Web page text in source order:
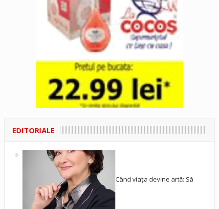
EDITORIALE
Când viața devine artă: Să